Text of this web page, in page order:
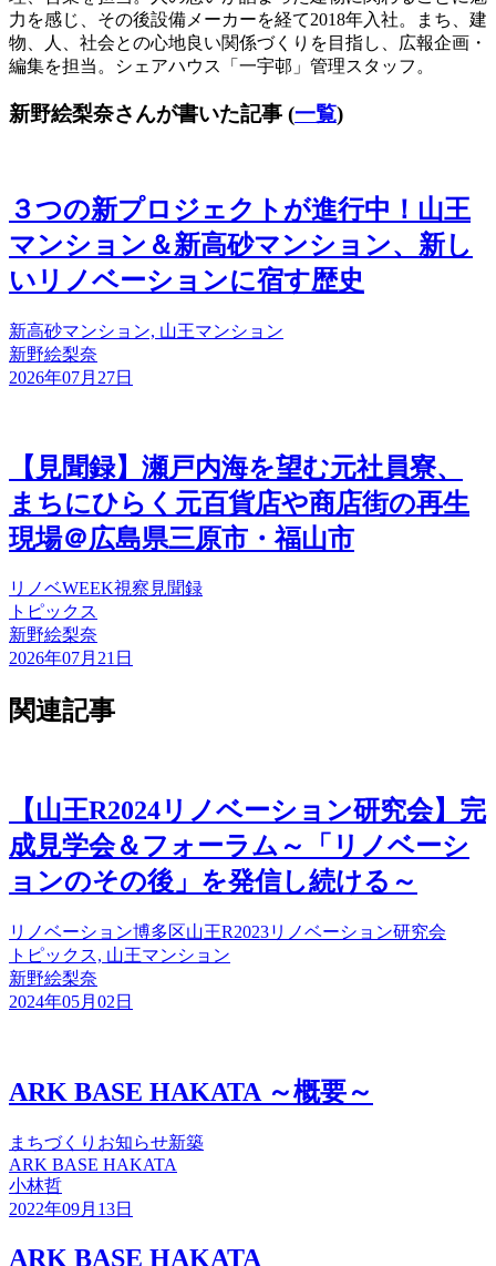
力を感じ、その後設備メーカーを経て2018年入社。まち、建
物、人、社会との心地良い関係づくりを目指し、広報企画・
編集を担当。シェアハウス「一宇邨」管理スタッフ。
新野絵梨奈さんが書いた記事 (一覧)
３つの新プロジェクトが進行中！山王
マンション＆新高砂マンション、新し
いリノベーションに宿す歴史
新高砂マンション, 山王マンション
新野絵梨奈
2026年07月27日
【見聞録】瀬戸内海を望む元社員寮、
まちにひらく元百貨店や商店街の再生
現場＠広島県三原市・福山市
リノベWEEK視察 見聞録
トピックス
新野絵梨奈
2026年07月21日
関連記事
【山王R2024リノベーション研究会】完
成見学会＆フォーラム～「リノベーシ
ョンのその後」を発信し続ける～
リノベーション博多区山王R2023リノベーション研究会
トピックス, 山王マンション
新野絵梨奈
2024年05月02日
ARK BASE HAKATA ～概要～
まちづくり お知らせ新築
ARK BASE HAKATA
小林哲
2022年09月13日
ARK BASE HAKATA